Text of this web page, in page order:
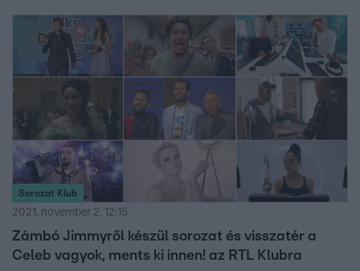
Sorozat Klub
2021. november 2. 12:15
Zámbó Jimmyről készül sorozat és visszatér a
Celeb vagyok, ments ki innen! az RTL Klubra